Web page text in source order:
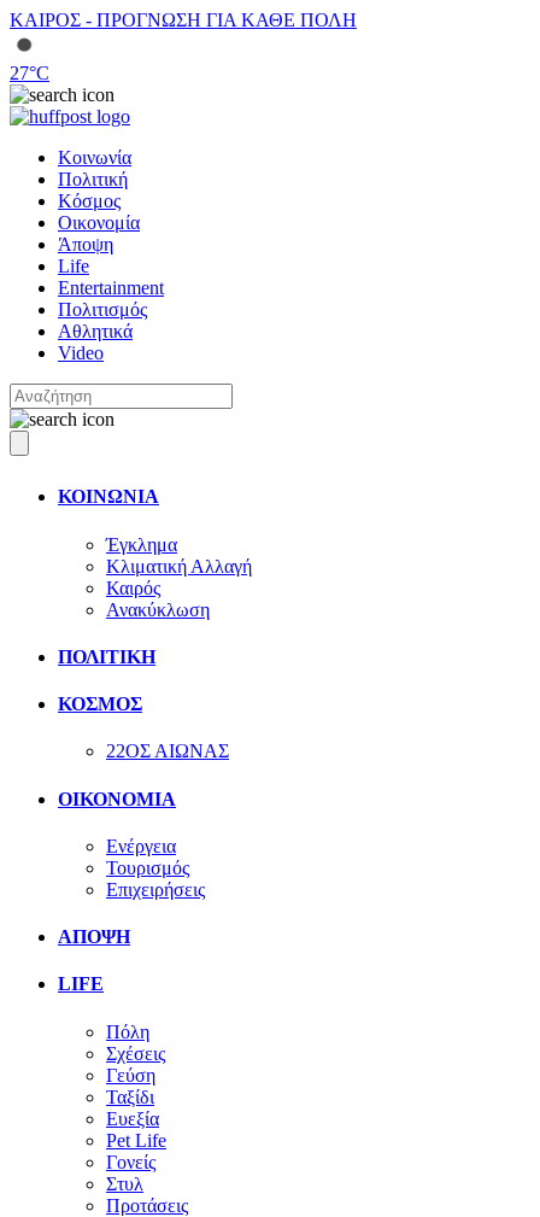
ΚΑΙΡΟΣ - ΠΡΟΓΝΩΣΗ ΓΙΑ ΚΑΘΕ ΠΟΛΗ
27°C
Κοινωνία
Πολιτική
Κόσμος
Οικονομία
Άποψη
Life
Entertainment
Πολιτισμός
Αθλητικά
Video
ΚΟΙΝΩΝΙΑ
Έγκλημα
Κλιματική Αλλαγή
Καιρός
Ανακύκλωση
ΠΟΛΙΤΙΚΗ
ΚΟΣΜΟΣ
22ΟΣ ΑΙΩΝΑΣ
ΟΙΚΟΝΟΜΙΑ
Ενέργεια
Τουρισμός
Επιχειρήσεις
ΑΠΟΨΗ
LIFE
Πόλη
Σχέσεις
Γεύση
Ταξίδι
Ευεξία
Pet Life
Γονείς
Στυλ
Προτάσεις